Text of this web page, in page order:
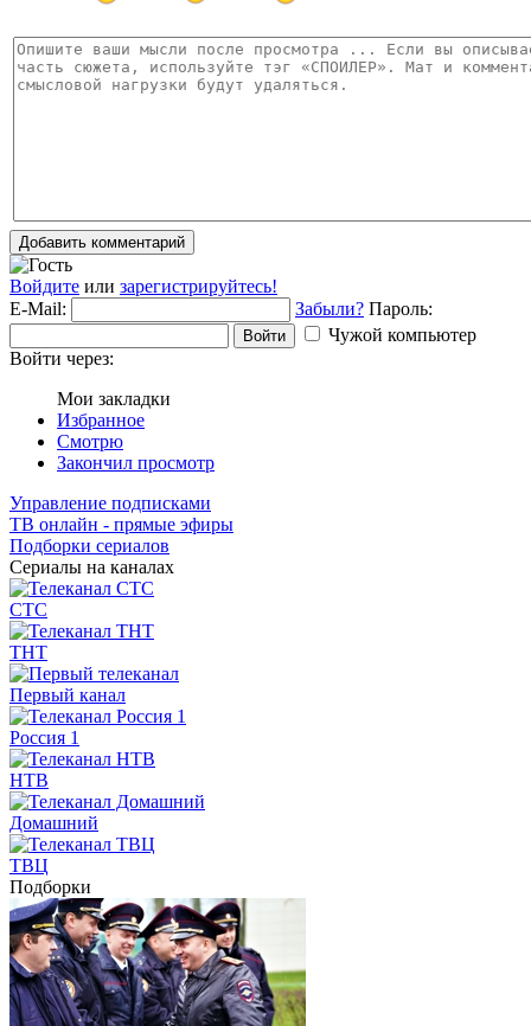
Добавить комментарий
Войдите или зарегистрируйтесь!
E-Mail:
Забыли? Пароль:
Войти
Чужой компьютер
Войти через:
Мои закладки
Избранное
Смотрю
Закончил просмотр
Управление подписками
ТВ онлайн - прямые эфиры
Подборки сериалов
Сериалы на каналах
СТС
ТНТ
Первый канал
Россия 1
НТВ
Домашний
ТВЦ
Подборки